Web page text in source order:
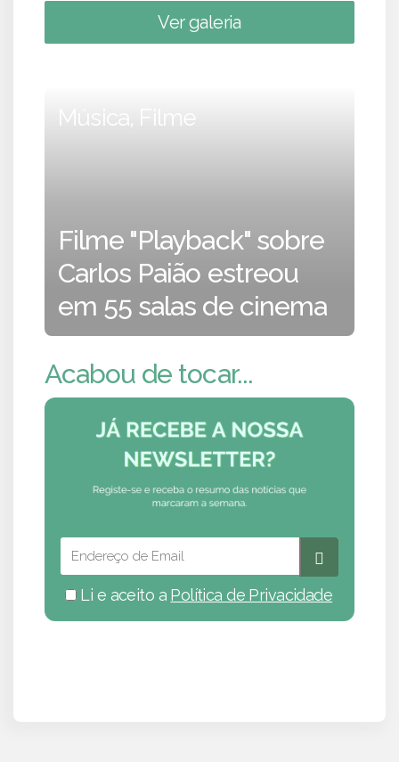
Ver galeria
Música, Filme
Filme "Playback" sobre
Carlos Paião estreou
em 55 salas de cinema
Acabou de tocar...
Li e aceito a Política de Privacidade